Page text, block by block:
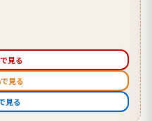
見る
見る
見る